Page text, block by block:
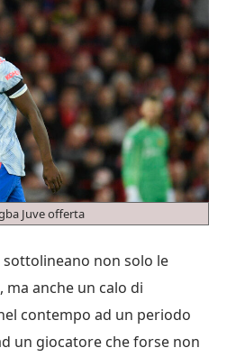
Juve offerta
non solo le
anche un calo di
contempo ad un periodo
un giocatore che forse non